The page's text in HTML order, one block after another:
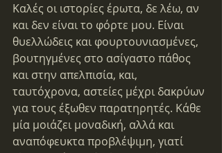
Καλές οι ιστορίες έρωτα, δε λέω, αν
και δεν είναι το φόρτε μου. Είναι
θυελλώδεις και φουρτουνιασμένες,
βουτηγμένες στο ασίγαστο πάθος
και στην απελπισία, και,
ταυτόχρονα, αστείες μέχρι δακρύων
για τους έξωθεν παρατηρητές. Κάθε
μία μοιάζει μοναδική, αλλά και
αναπόφευκτα προβλέψιμη, γιατί